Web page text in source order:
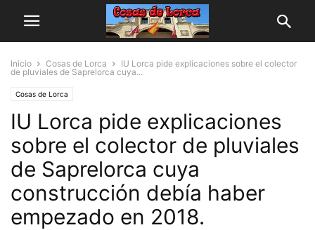
Inicio Cosas de Lorca
IU Lorca pide explicaciones sobre el colector
de pluviales de Saprelorca cuya...
Cosas de Lorca
IU Lorca pide explicaciones
sobre el colector de pluviales
de Saprelorca cuya
construcción debía haber
empezado en 2018.